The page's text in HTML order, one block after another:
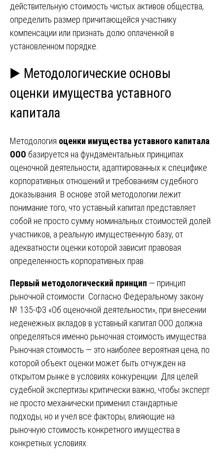
действительную стоимость чистых активов общества,
определить размер причитающейся участнику
компенсации или признать долю оплаченной в
установленном порядке.
▶️ Методологические основы
оценки имущества уставного
капитала
Методология оценки имущества уставного капитала
ООО базируется на фундаментальных принципах
оценочной деятельности, адаптированных к специфике
корпоративных отношений и требованиям судебного
доказывания. В основе этой методологии лежит
понимание того, что уставный капитал представляет
собой не просто сумму номинальных стоимостей долей
участников, а реальную имущественную базу, от
адекватности оценки которой зависит правовая
определенность корпоративных прав.
Первый методологический принцип — принцип
рыночной стоимости. Согласно Федеральному закону
№ 135-ФЗ «Об оценочной деятельности», при внесении
неденежных вкладов в уставный капитал ООО должна
определяться именно рыночная стоимость имущества.
Рыночная стоимость — это наиболее вероятная цена, по
которой объект оценки может быть отчужден на
открытом рынке в условиях конкуренции. Для целей
судебной экспертизы критически важно, чтобы эксперт
не просто механически применил стандартные
подходы, но и учел все факторы, влияющие на
рыночную стоимость конкретного имущества в
конкретных условиях.